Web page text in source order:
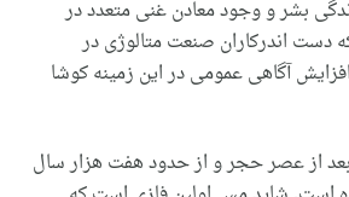
بشر و وجود معادن غنی متعدد در
دست اندرکاران صنعت متالوژی در
آگاهی عمومی ‌در این زمینه کوشا
از عصر حجر و از حدود هفت هزار سال